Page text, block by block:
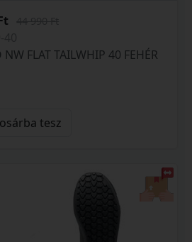
FLAT TAILWHIP 40 FEHÉR
tesz